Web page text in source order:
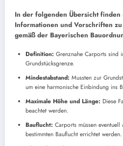
In der folgenden Übersicht finden
Informationen und Vorschriften
gemäß der Bayerischen
Definition: Grenznahe Carports sind
Grundstücksgrenze.
Mindestabstand: Mussten zur
um eine harmonische Einbindung ins
Maximale Höhe und Länge: Diese
beachtet werden.
Bauflucht: Carports müssen
bestimmten Bauflucht errichtet werden.